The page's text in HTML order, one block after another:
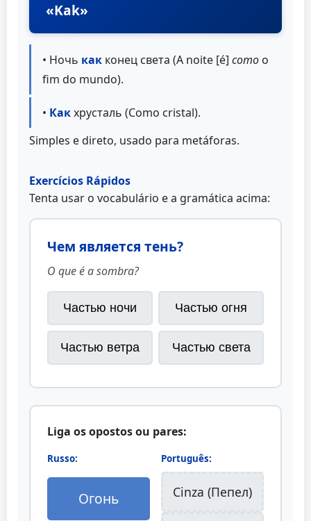
«Kak»
• Ночь как конец света (A noite [é] como o
fim do mundo).
• Какхрусталь (Como cristal).
Simples e direto, usado para metáforas.
Exercícios Rápidos
Tenta usar o vocabulário e a gramática acima:
Чем является тень?
O que é a sombra?
Частью ночи Частью огня
Частью ветра Частью света
Liga os opostos ou pares:
Russo:
Огонь
Português:
Cinza (Пепел)